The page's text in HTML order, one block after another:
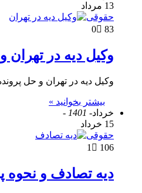
13 مرداد
حقوقی
0
83
وکیل دیه در تهران
وکیل دیه در تهران و حل
بیشتر بخوانید »
خرداد- 1401 -
15 خرداد
حقوقی
1
106
دیه تصادف و نحوه